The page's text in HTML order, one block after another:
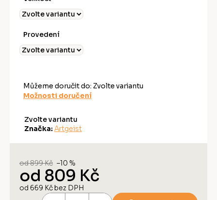
Provedení
Můžeme doručit do: Zvolte variantu
Možnosti doručení
Zvolte variantu
Značka: Artgeist
od 899 Kč –10 %
od 809 Kč
od 669 Kčbez DPH